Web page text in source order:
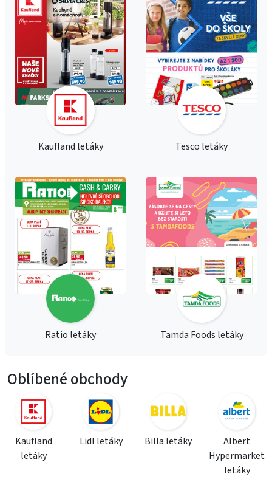
Kaufland letáky Tesco letáky
Ratio letáky Tamda Foods letáky
Oblíbené obchody
Kaufland
letáky
Lidl letáky Billa letáky
Albert
Hypermarket
letáky